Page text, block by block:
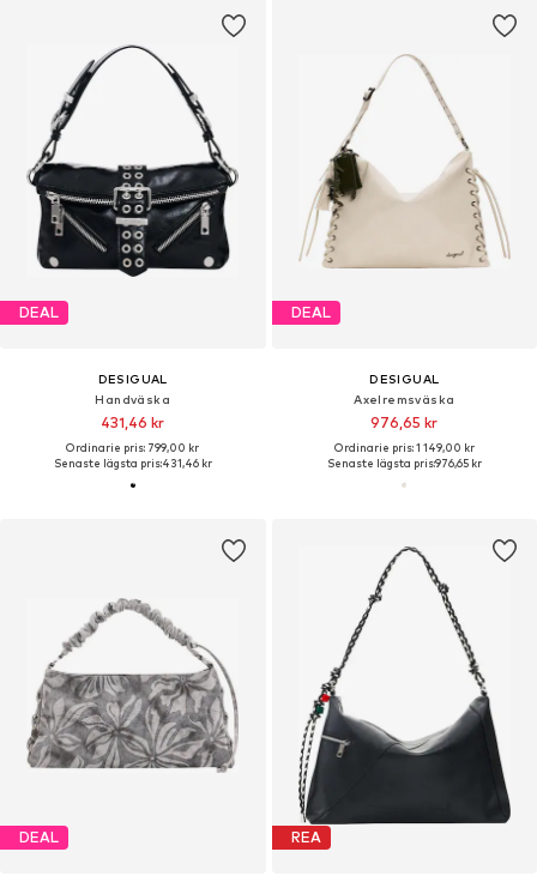
DEAL
DESIGUAL
Handväska
431,46 kr
Ordinarie pris: 799,00 kr
Senaste lägsta pris:431,46 kr
DEAL
DESIGUAL
Axelremsväska
976,65 kr
Ordinarie pris: 1 149,00 kr
Senaste lägsta pris:976,65 kr
DEAL REA